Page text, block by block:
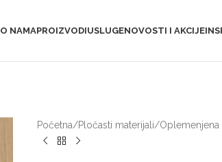
O NAMAPROIZVODIUSLUGENOVOSTI I AKCIJE
Početna/Pločasti materijali/Oplemenjena